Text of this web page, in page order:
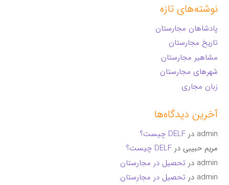
نوشته‌های تازه
پادشاهان مجارستان
تاریخ مجارستان
مشاهیر مجارستان
شهرهای مجارستان
زبان مجاری
آخرین دیدگاه‌ها
admin درDELF چیست؟
مریم حبیبی درDELF چیست؟
admin در تحصیل در مجارستان
admin در تحصیل در مجارستان